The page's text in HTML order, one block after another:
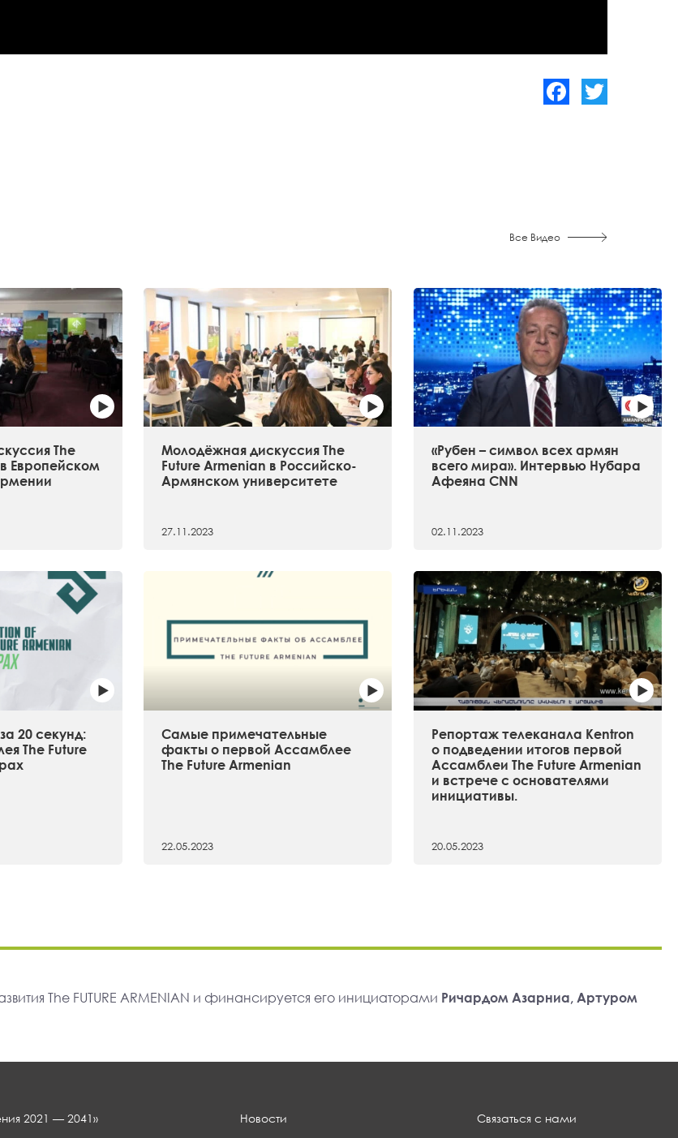
Все Видео
The
Европейском
Молодёжная дискуссия The
Future Armenian в Российско-
Армянском университете
27.11.2023
«Рубен – символ всех армян
всего мира». Интервью Нубара
Афеяна CNN
02.11.2023
20 секунд:
The Future
Самые примечательные
факты о первой Ассамблее
The Future Armenian
22.05.2023
Репортаж телеканала Kentron
о подведении итогов первой
Ассамблеи The Future Armenian
и встрече с основателями
инициативы.
20.05.2023
The FUTURE ARMENIAN и финансируется его инициаторами Ричардом Азарниа, Артуром
2021 — 2041» Новости Связаться с нами